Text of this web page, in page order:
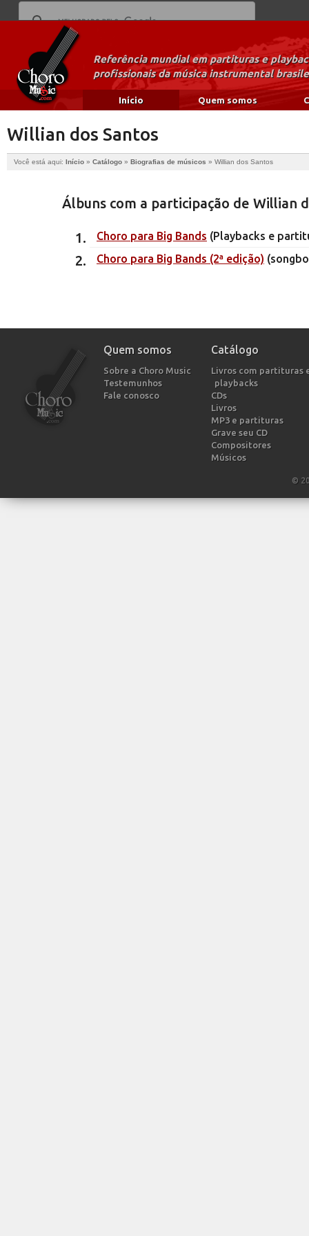
Referência mundial em partituras e
profissionais da música instrumental
Início Quem somos
Willian dos Santos
Você está aqui: Início » Catálogo » Biografias de músicos » Willian dos Santos
Álbuns com a participação de Willian
Choro para Big Bands (Playbacks e
Choro para Big Bands (2ª edição)
Quem somos
Sobre a Choro Music
Testemunhos
Fale conosco
Catálogo
Livros com partituras
playbacks
CDs
Livros
MP3 e partituras
Grave seu CD
Compositores
Músicos
©